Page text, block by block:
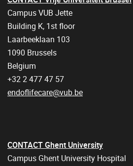
Campus VUB Jette
Building K, 1st floor
Laarbeeklaan 103
1090 Brussels
Belgium
+32 2 477 47 57
endoflifecare@vub.be
CONTACT Ghent University
Campus Ghent University Hospital